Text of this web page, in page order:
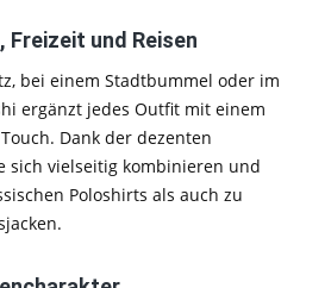
und Reisen
bei einem Stadtbummel oder im
ergänzt jedes Outfit mit einem
Dank der dezenten
sich vielseitig kombinieren und
Poloshirts als auch zu